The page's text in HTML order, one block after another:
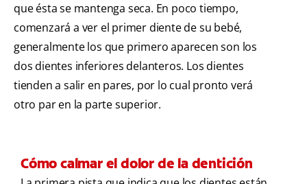
que ésta se mantenga seca. En poco tiempo,
comenzará a ver el primer diente de su bebé,
generalmente los que primero aparecen son los
dos dientes inferiores delanteros. Los dientes
tienden a salir en pares, por lo cual pronto verá
otro par en la parte superior.
Cómo calmar el dolor de la dentición